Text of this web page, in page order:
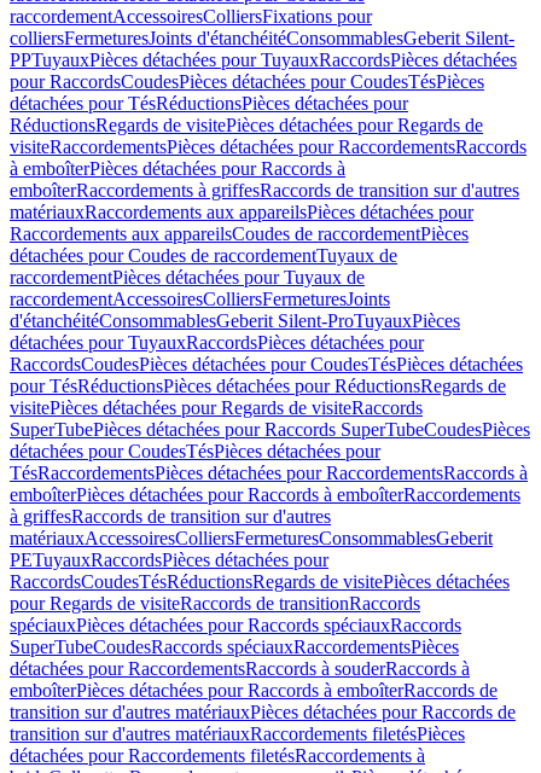
raccordementAccessoiresColliersFixations pour
colliersFermeturesJoints d'étanchéitéConsommablesGeberit Silent-
PPTuyauxPièces détachées pour TuyauxRaccordsPièces détachées
pour RaccordsCoudesPièces détachées pour CoudesTésPièces
détachées pour TésRéductionsPièces détachées pour
RéductionsRegards de visitePièces détachées pour Regards de
visiteRaccordementsPièces détachées pour RaccordementsRaccords
à emboîterPièces détachées pour Raccords à
emboîterRaccordements à griffesRaccords de transition sur d'autres
matériauxRaccordements aux appareilsPièces détachées pour
Raccordements aux appareilsCoudes de raccordementPièces
détachées pour Coudes de raccordementTuyaux de
raccordementPièces détachées pour Tuyaux de
raccordementAccessoiresColliersFermeturesJoints
d'étanchéitéConsommablesGeberit Silent-ProTuyauxPièces
détachées pour TuyauxRaccordsPièces détachées pour
RaccordsCoudesPièces détachées pour CoudesTésPièces détachées
pour TésRéductionsPièces détachées pour RéductionsRegards de
visitePièces détachées pour Regards de visiteRaccords
SuperTubePièces détachées pour Raccords SuperTubeCoudesPièces
détachées pour CoudesTésPièces détachées pour
TésRaccordementsPièces détachées pour RaccordementsRaccords à
emboîterPièces détachées pour Raccords à emboîterRaccordements
à griffesRaccords de transition sur d'autres
matériauxAccessoiresColliersFermeturesConsommablesGeberit
PETuyauxRaccordsPièces détachées pour
RaccordsCoudesTésRéductionsRegards de visitePièces détachées
pour Regards de visiteRaccords de transitionRaccords
spéciauxPièces détachées pour Raccords spéciauxRaccords
SuperTubeCoudesRaccords spéciauxRaccordementsPièces
détachées pour RaccordementsRaccords à souderRaccords à
emboîterPièces détachées pour Raccords à emboîterRaccords de
transition sur d'autres matériauxPièces détachées pour Raccords de
transition sur d'autres matériauxRaccordements filetésPièces
détachées pour Raccordements filetésRaccordements à